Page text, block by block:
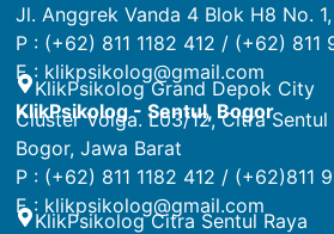
Jl. Anggrek Vanda 4 Blok H8 No.
P : (+62) 811 1182 412 / (+62) 811
E : klikpsikolog@gmail.com
KlikPsikolog Grand Depok City
KlikPsikolog - Sentul, Bogor
Cluster Volga. L03/12, Citra Sentul
Bogor, Jawa Barat
P : (+62) 811 1182 412 / (+62)811
E : klikpsikolog@gmail.com
KlikPsikolog Citra Sentul Raya